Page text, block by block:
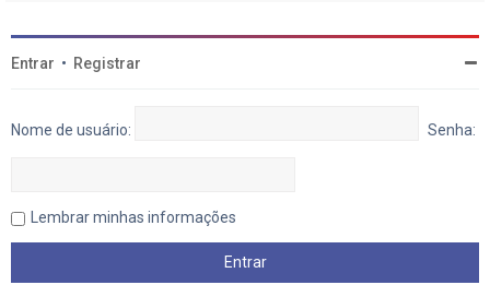
Entrar • Registrar
Nome de usuário: Senha:
Lembrar minhas informações